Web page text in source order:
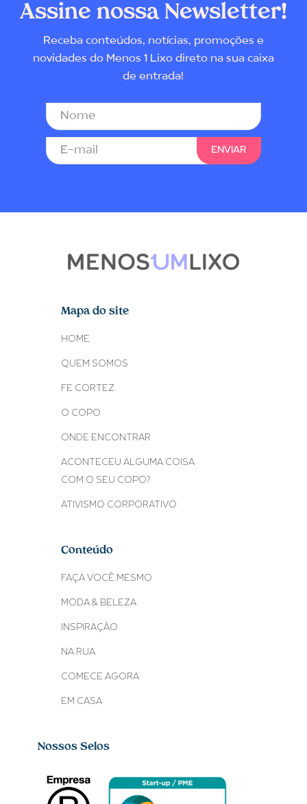
Assine nossa Newsletter!
Receba conteúdos, notícias, promoções e
novidades do Menos 1 Lixo direto na sua caixa
de entrada!
Mapa do site
HOME
QUEM SOMOS
FE CORTEZ
O COPO
ONDE ENCONTRAR
ACONTECEU ALGUMA COISA
COM O SEU COPO?
ATIVISMO CORPORATIVO
Conteúdo
FAÇA VOCÊ MESMO
MODA & BELEZA
INSPIRAÇÃO
NA RUA
COMECE AGORA
EM CASA
Nossos Selos